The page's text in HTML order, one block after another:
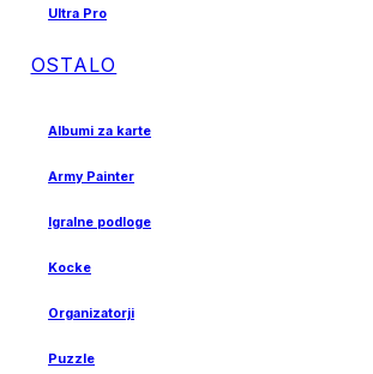
Ultra Pro
OSTALO
Albumi za karte
Army Painter
Igralne podloge
Kocke
Organizatorji
Puzzle